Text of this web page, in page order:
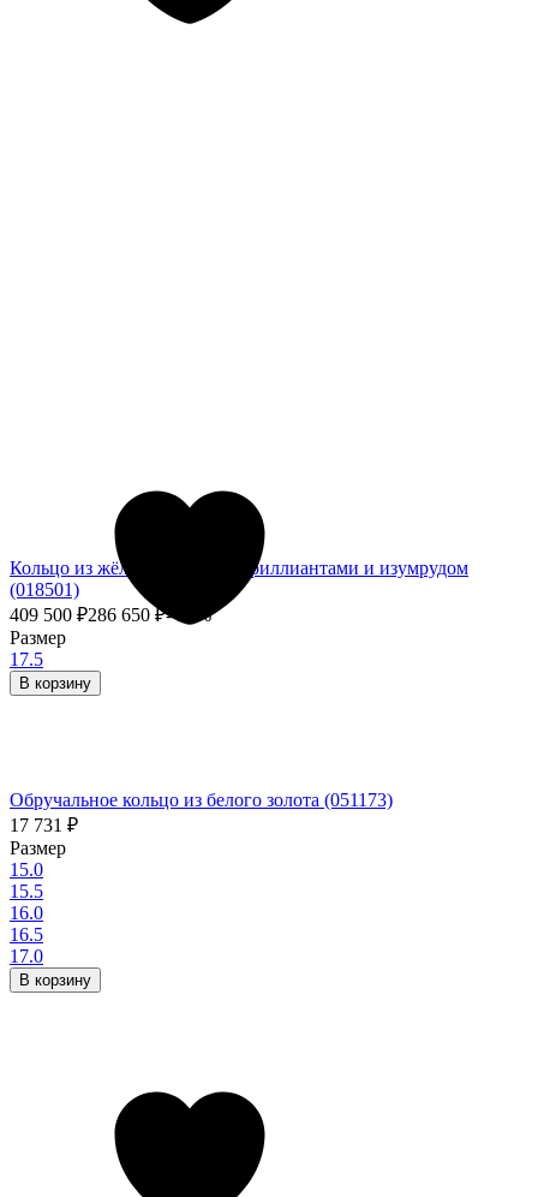
Кольцо из жёлтого золота с бриллиантами и изумрудом
(018501)
409 500 ₽286 650 ₽- 30%
Размер
17.5
В корзину
Обручальное кольцо из белого золота (051173)
17 731 ₽
Размер
15.0
15.5
16.0
16.5
17.0
В корзину